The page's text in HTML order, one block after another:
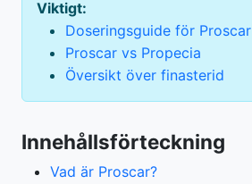
Viktigt:
Doseringsguide för Proscar
Proscar vs Propecia
Översikt över finasterid
Innehållsförteckning
Vad är Proscar?